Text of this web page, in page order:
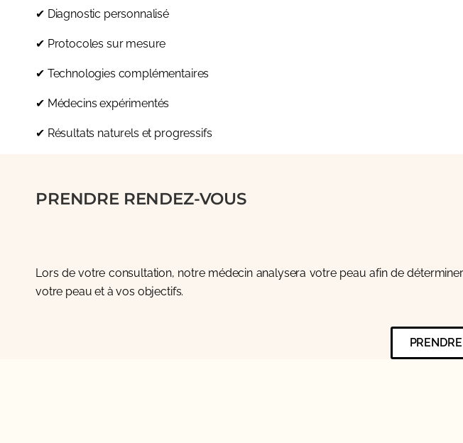
✔ Diagnostic personnalisé
✔ Protocoles sur mesure
✔ Technologies complémentaires
✔ Médecins expérimentés
✔ Résultats naturels et progressifs
PRENDRE RENDEZ-VOUS
Lors de votre consultation, notre médecin analysera votre peau afin de
votre peau et à vos objectifs.